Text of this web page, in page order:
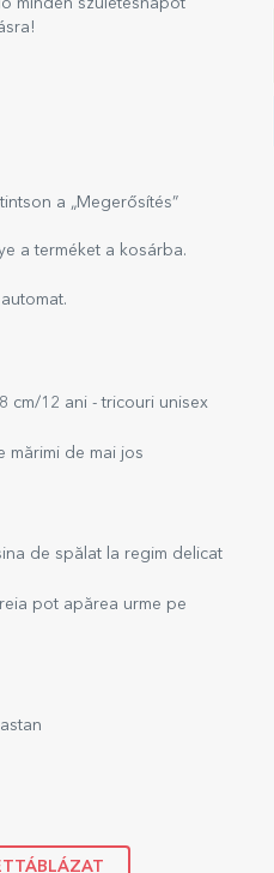
minden születésnapot
a „Megerősítés”
a terméket a kosárba.
cm/12 ani - tricouri unisex
mărimi de mai jos
de spălat la regim delicat
pot apărea urme pe